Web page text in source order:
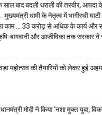
बाद बदली धराली की तस्वीर,
धामी के नेतृत्व में भागीरथी
काम … ₹33 करोड़ से अधिक के कार्य और
बागवानी और आजीविका तक सरकार ने
महोत्सव की तैयारियों को लेकर हुई
मोदी ने किया ‘नशा मुक्त युवा,